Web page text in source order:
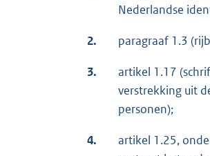
Nederlandse
2. paragraaf 1.3
3.
artikel 1.17
verstrekking uit
personen);
4.
artikel 1.25,